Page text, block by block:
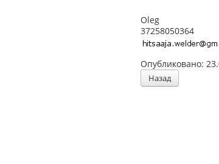
Oleg
37258050364
Опубликовано:
Назад